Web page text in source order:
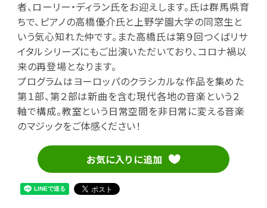
者、ローリー・ディラン氏をお迎えします。氏は群馬県育
ちで、ピアノの高橋優介氏と上野学園大学の同窓生と
いう気心知れた仲です。また高橋氏は第９回つくばリサ
イタルシリーズにもご出演いただいており、コロナ禍以
来の再登場となります。
プログラムはヨーロッパのクラシカルな作品を集めた
第１部、第２部は新曲を含む現代各地の音楽という２
軸で構成。教室という日常空間を非日常に変える音楽
のマジックをご体感ください！
お気に入りに追加